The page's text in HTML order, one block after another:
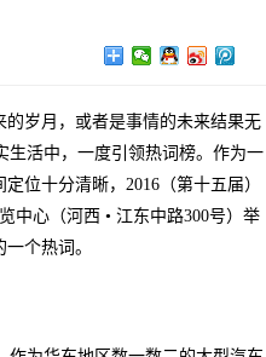
的岁月，或者是事情的未来结果无
生活中，一度引领热词榜。作为一
位十分清晰，2016（第十五届）
中心（河西 • 江东中路300号）举
个热词。